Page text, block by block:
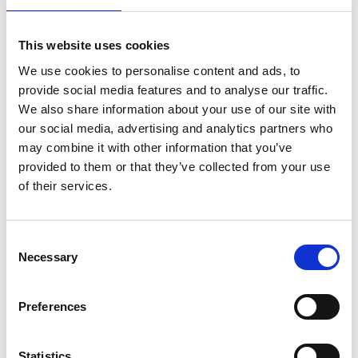
This website uses cookies
We use cookies to personalise content and ads, to
provide social media features and to analyse our traffic.
We also share information about your use of our site with
our social media, advertising and analytics partners who
may combine it with other information that you’ve
provided to them or that they’ve collected from your use
of their services.
Selection
Necessary
Preferences